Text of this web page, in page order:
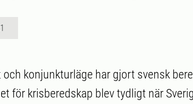
konjunkturläge har gjort svensk
för krisberedskap blev tydligt när